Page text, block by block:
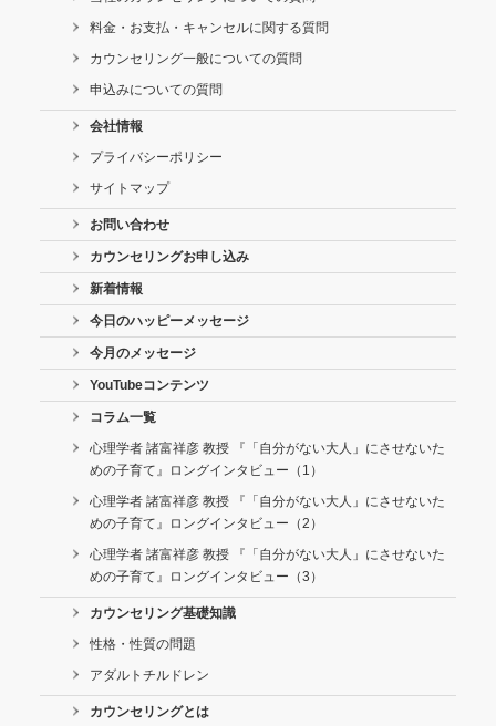
料金・お支払・キャンセルに関する質問
カウンセリング一般についての質問
申込みについての質問
会社情報
プライバシーポリシー
サイトマップ
お問い合わせ
カウンセリングお申し込み
新着情報
今日のハッピーメッセージ
今月のメッセージ
YouTubeコンテンツ
コラム一覧
心理学者 諸富祥彦 教授 『「自分がない大人」にさせないた
めの子育て』ロングインタビュー（1）
心理学者 諸富祥彦 教授 『「自分がない大人」にさせないた
めの子育て』ロングインタビュー（2）
心理学者 諸富祥彦 教授 『「自分がない大人」にさせないた
めの子育て』ロングインタビュー（3）
カウンセリング基礎知識
性格・性質の問題
アダルトチルドレン
カウンセリングとは